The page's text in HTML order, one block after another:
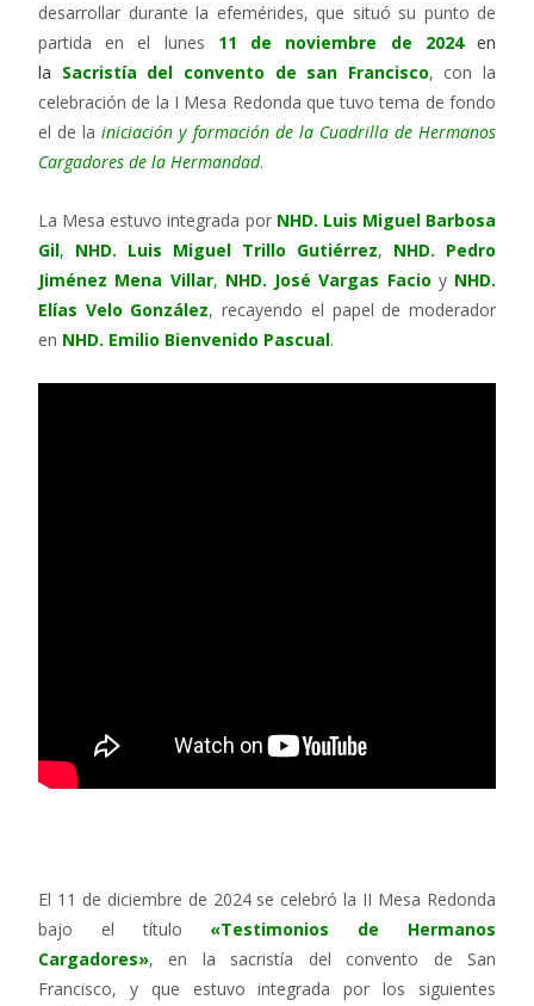
desarrollar durante la efemérides, que situó su punto de
partida en el lunes 11 de noviembre de 2024 en
la Sacristía del convento de san Francisco, con la
celebración de la I Mesa Redonda que tuvo tema de fondo
el de lainiciación y formación de la Cuadrilla de Hermanos
Cargadores de la Hermandad.
La Mesa estuvo integrada por NHD. Luis Miguel Barbosa
Gil, NHD. Luis Miguel Trillo Gutiérrez, NHD. Pedro
Jiménez Mena Villar, NHD. José Vargas Facio y NHD.
Elías Velo González, recayendo el papel de moderador
en NHD. Emilio Bienvenido Pascual.
El 11 de diciembre de 2024 se celebró la II Mesa Redonda
bajo el título «Testimonios de Hermanos
Cargadores», en la sacristía del convento de San
Francisco, y que estuvo integrada por los siguientes